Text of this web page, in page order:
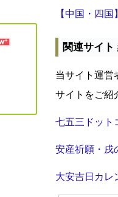
【中国・四国】
関連サイト
当サイト運営
サイトをご紹
七五三ドット
安産祈願・戌
大安吉日カレ